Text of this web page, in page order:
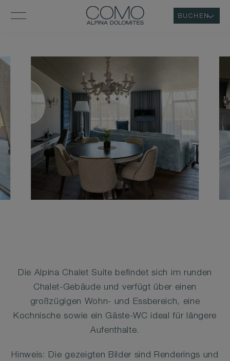
BUCHEN
Die Alpina Chalet Suite befindet sich im runden
Chalet-Gebäude und verfügt über einen
großzügigen Wohn- und Essbereich, eine
Kochnische sowie ein Gäste-WC ideal für längere
Aufenthalte.
Hinweis: Die gezeigten Bilder sind Renderings und